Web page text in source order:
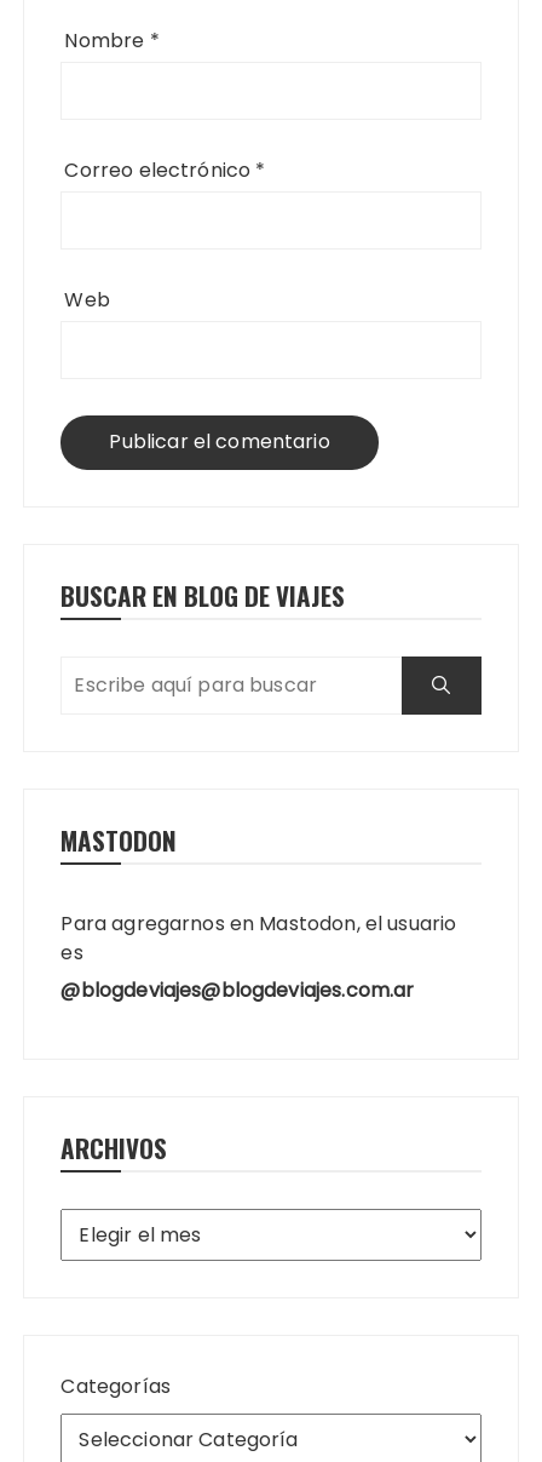
Nombre *
Correo electrónico *
Web
BUSCAR EN BLOG DE VIAJES
MASTODON
Para agregarnos en Mastodon, el usuario
es
@blogdeviajes@blogdeviajes.com.ar
ARCHIVOS
Archivos
Categorías